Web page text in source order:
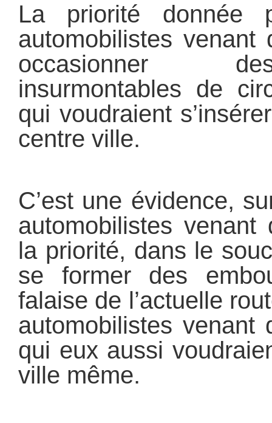
La priorité donnée
automobilistes venant
occasionner
insurmontables de
qui voudraient
centre ville.
C’est une évidence,
automobilistes venant
la priorité, dans le
se former des
falaise de l’actuelle
automobilistes
qui eux aussi
ville même.